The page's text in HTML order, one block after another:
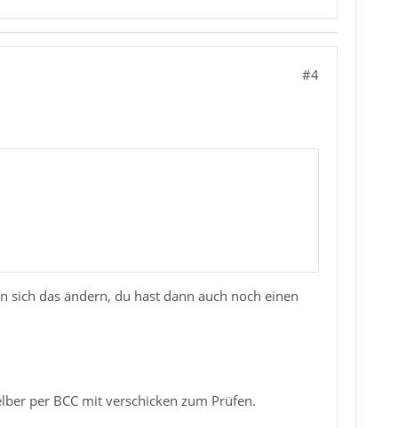
#4
sich das ändern, du hast dann auch noch einen
per BCC mit verschicken zum Prüfen.